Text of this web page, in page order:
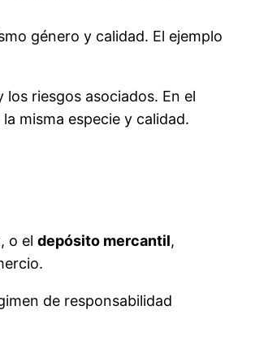
género y calidad. El ejemplo
riesgos asociados. En el
misma especie y calidad.
o el depósito mercantil,
de responsabilidad